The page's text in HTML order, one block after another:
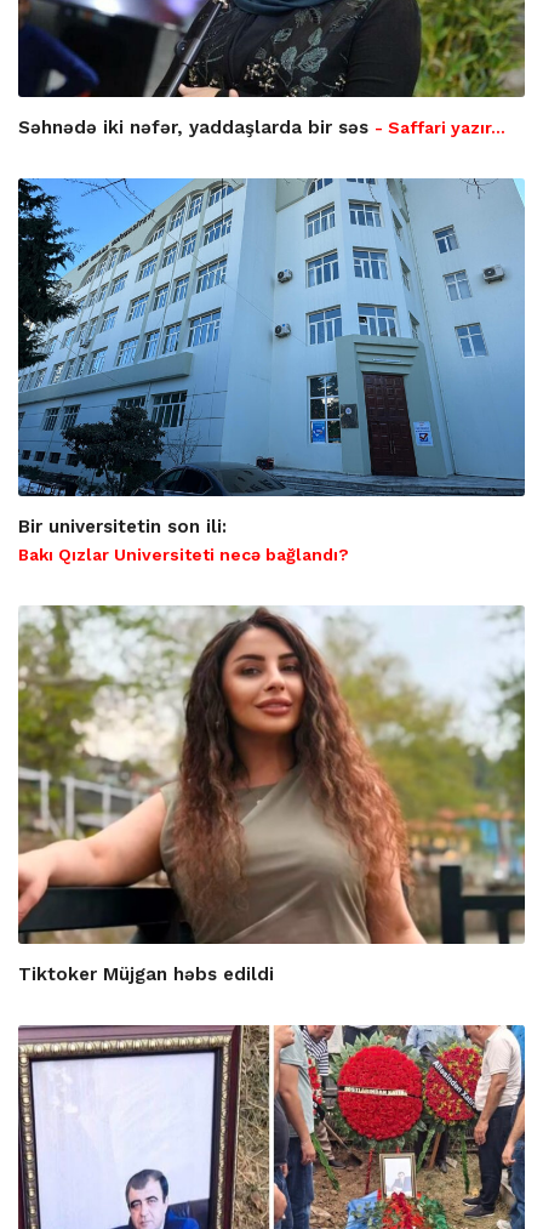
Səhnədə iki nəfər, yaddaşlarda bir səs - Saffari yazır…
Bir universitetin son ili:
Bakı Qızlar Universiteti necə bağlandı?
Tiktoker Müjgan həbs edildi